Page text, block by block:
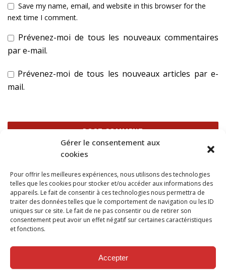
Gérer le consentement aux
cookies
Pour offrir les meilleures expériences, nous utilisons des technologies
telles que les cookies pour stocker et/ou accéder aux informations des
appareils. Le fait de consentir à ces technologies nous permettra de
traiter des données telles que le comportement de navigation ou les ID
uniques sur ce site. Le fait de ne pas consentir ou de retirer son
consentement peut avoir un effet négatif sur certaines caractéristiques
et fonctions.
Accepter
Save my name, email, and website in this browser for the
next time I comment.
Prévenez-moi de tous les nouveaux commentaires
par e-mail.
Prévenez-moi de tous les nouveaux articles par e-
mail.
savoir plus sur la façon dont les données de vos
commentaires sont traitées.